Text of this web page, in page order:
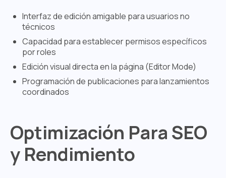
Interfaz de edición amigable para usuarios no
técnicos
Capacidad para establecer permisos específicos
por roles
Edición visual directa en la página (Editor Mode)
Programación de publicaciones para lanzamientos
coordinados
Optimización Para SEO
y Rendimiento